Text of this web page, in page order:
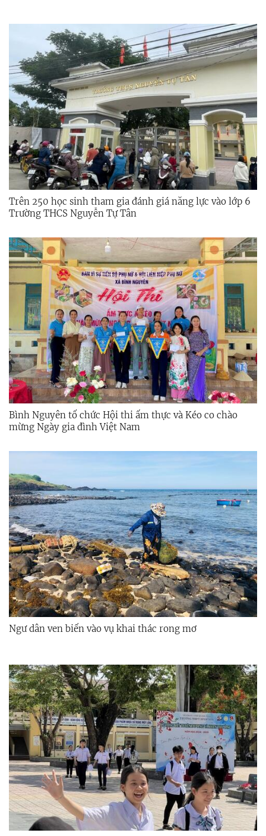
Trên 250 học sinh tham gia đánh giá năng lực vào lớp 6
Trường THCS Nguyễn Tự Tân
Bình Nguyên tổ chức Hội thi ẩm thực và Kéo co chào
mừng Ngày gia đình Việt Nam
Ngư dân ven biển vào vụ khai thác rong mơ